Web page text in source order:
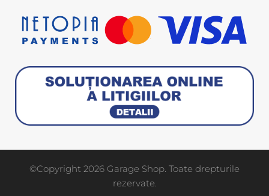
©Copyright 2026 Garage Shop. Toate drepturile
rezervate.